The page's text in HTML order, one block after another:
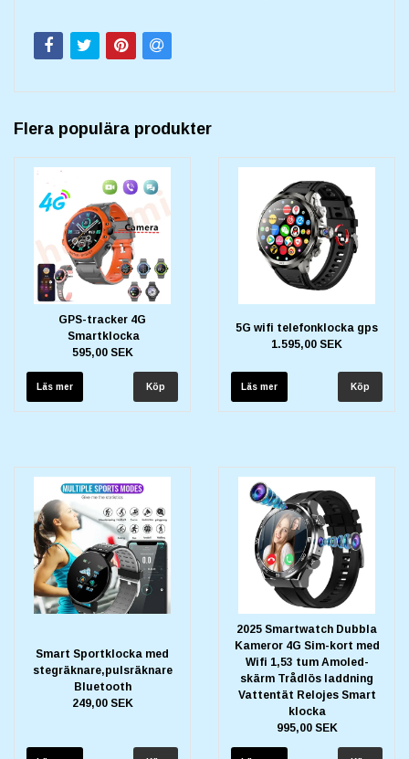
Flera populära produkter
GPS-tracker 4G
Smartklocka
595,00 SEK
Läs mer
5G wifi telefonklocka gps
1.595,00 SEK
Läs mer
Smart Sportklocka med
stegräknare,pulsräknare
Bluetooth
249,00 SEK
2025 Smartwatch Dubbla
Kameror 4G Sim-kort med
Wifi 1,53 tum Amoled-
skärm Trådlös laddning
Vattentät Relojes Smart
klocka
995,00 SEK